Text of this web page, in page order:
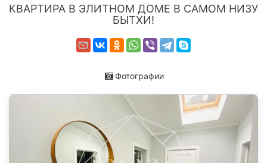
КВАРТИРА В ЭЛИТНОМ ДОМЕ В САМОМ НИЗУ
БЫТХИ!
Фотографии